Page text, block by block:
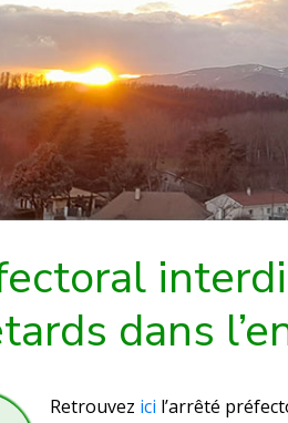
dans
Retrouvez ici l’arrêté